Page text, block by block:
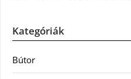
Kategóriák
Bútor